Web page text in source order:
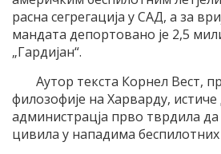
расна сегрегација у САД, а за
мандата депортовано је 2,5
„Гардијан“.
Аутор текста Корнел Вест,
филозофије на Харварду,
администрацја прво тврдила да
цивила у нападима беспилотних